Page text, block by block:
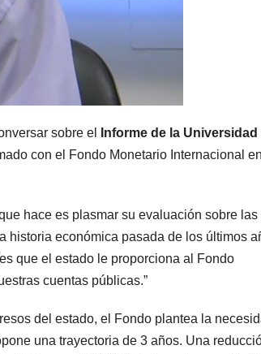
sobre el
Informe de la Universidad
con el Fondo Monetario Internacional
hace es plasmar su evaluación sobre las
historia económica pasada de los últimos
que el estado le proporciona al Fondo
cuentas públicas.”
del estado, el Fondo plantea la
una trayectoria de 3 años. Una